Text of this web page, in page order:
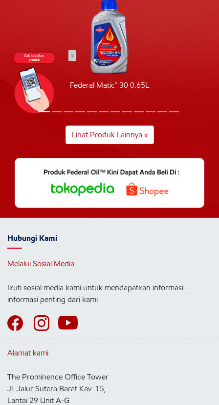
Federal Matic™ 30 0.65L
Lihat Produk Lainnya »
Hubungi Kami
Melalui Sosial Media
Ikuti sosial media kami untuk mendapatkan informasi-
informasi penting dari kami
Alamat kami
The Prominence Office Tower
Jl. Jalur Sutera Barat Kav. 15,
Lantai 29 Unit A-G
x